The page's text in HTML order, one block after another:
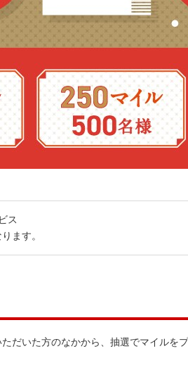
ス
ます。
だいた方のなかから、抽選でマイルを